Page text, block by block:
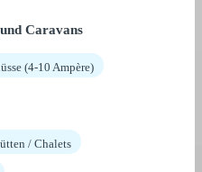
Caravans
(4-10 Ampère)
/ Chalets